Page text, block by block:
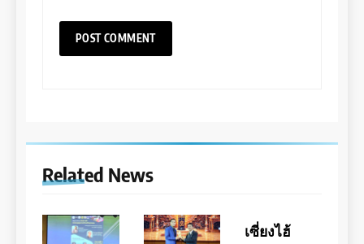
Related News
เซี่ยงไฮ้